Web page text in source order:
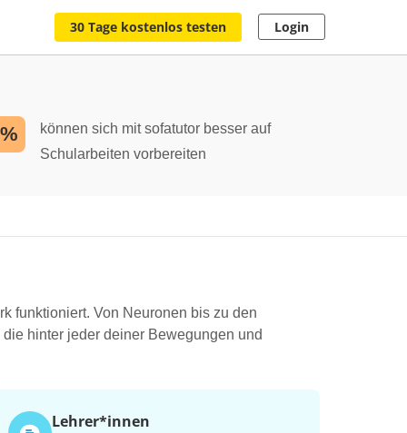
30 Tage kostenlos testen Login
können sich mit sofatutor besser auf
Schularbeiten vorbereiten
funktioniert. Von Neuronen bis zu den
hinter jeder deiner Bewegungen und
Lehrer*​innen